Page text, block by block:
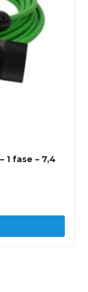
1 fase – 7,4